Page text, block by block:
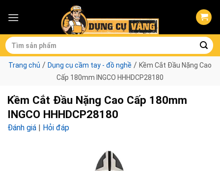
Tìm
kiếm:
Trang chủ / Dụng cụ cầm tay - đồ nghề / Kềm Cắt Đầu Nặng Cao
Cấp 180mm INGCO HHHDCP28180
Kềm Cắt Đầu Nặng Cao Cấp 180mm
INGCO HHHDCP28180
Đánh giá | Hỏi đáp